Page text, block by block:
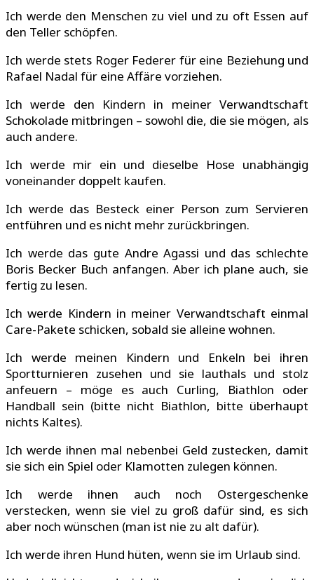
Ich werde den Menschen zu viel und zu oft Essen auf
den Teller schöpfen.
Ich werde stets Roger Federer für eine Beziehung und
Rafael Nadal für eine Affäre vorziehen.
Ich werde den Kindern in meiner Verwandtschaft
Schokolade mitbringen – sowohl die, die sie mögen, als
auch andere.
Ich werde mir ein und dieselbe Hose unabhängig
voneinander doppelt kaufen.
Ich werde das Besteck einer Person zum Servieren
entführen und es nicht mehr zurückbringen.
Ich werde das gute Andre Agassi und das schlechte
Boris Becker Buch anfangen. Aber ich plane auch, sie
fertig zu lesen.
Ich werde Kindern in meiner Verwandtschaft einmal
Care-Pakete schicken, sobald sie alleine wohnen.
Ich werde meinen Kindern und Enkeln bei ihren
Sportturnieren zusehen und sie lauthals und stolz
anfeuern – möge es auch Curling, Biathlon oder
Handball sein (bitte nicht Biathlon, bitte überhaupt
nichts Kaltes).
Ich werde ihnen mal nebenbei Geld zustecken, damit
sie sich ein Spiel oder Klamotten zulegen können.
Ich werde ihnen auch noch Ostergeschenke
verstecken, wenn sie viel zu groß dafür sind, es sich
aber noch wünschen (man ist nie zu alt dafür).
Ich werde ihren Hund hüten, wenn sie im Urlaub sind.